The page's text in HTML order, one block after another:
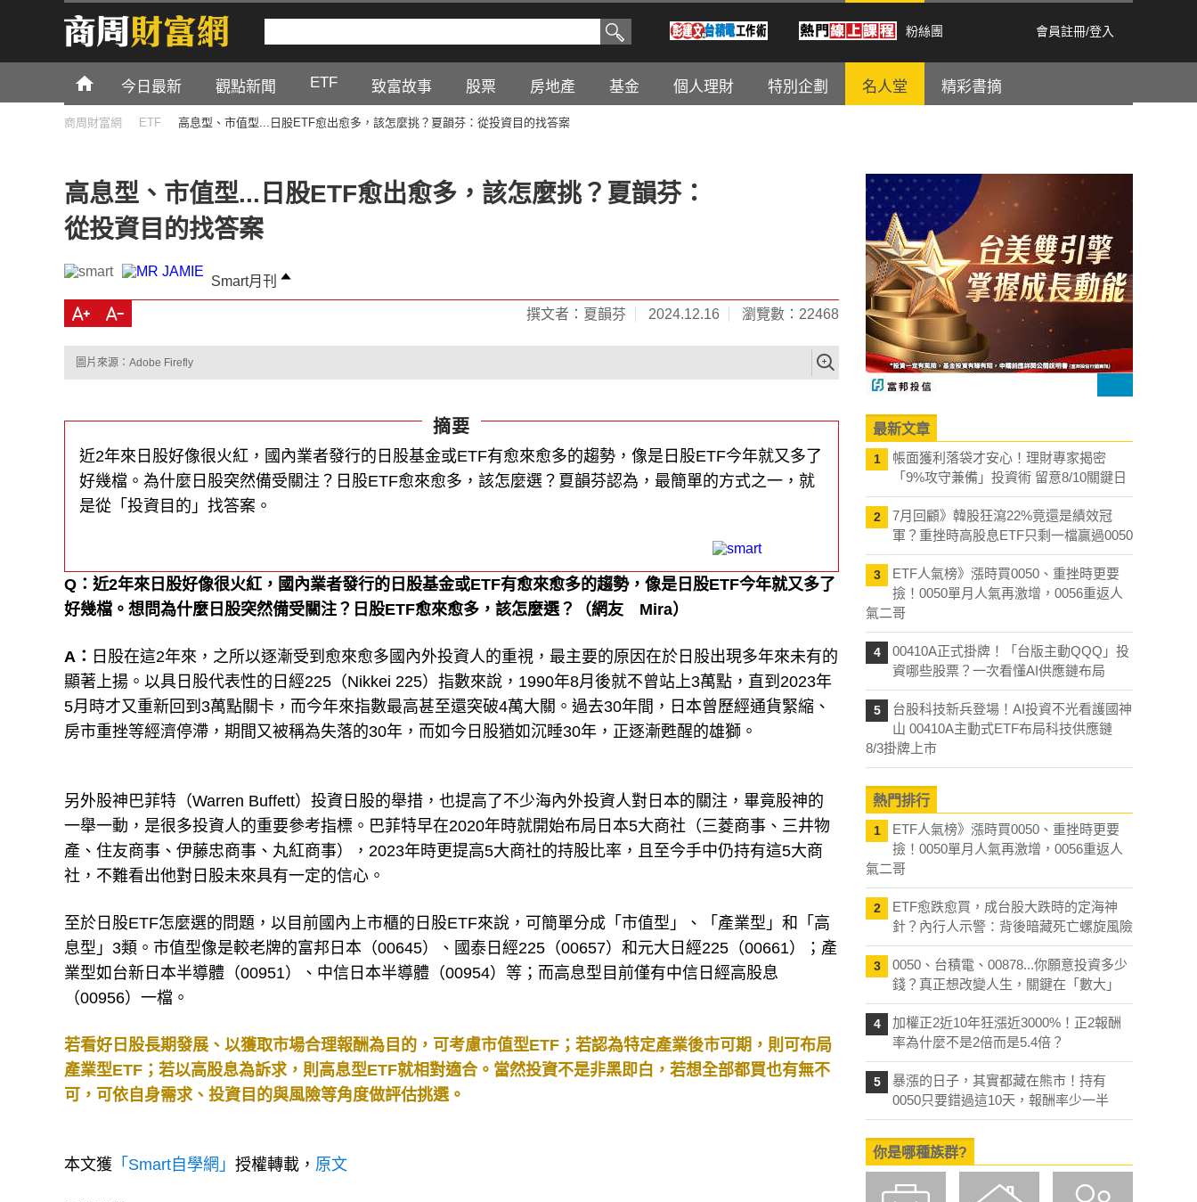
粉絲團 會員註冊/登入
今日最新 觀點新聞 ETF 致富故事 股票 房地產 基金 個人理財 特別企劃 名人堂 精彩書摘
商周財富網 ETF 高息型、市值型...日股ETF愈出愈多，該怎麼挑？夏韻芬：從投資目的找答案
高息型、市值型...日股ETF愈出愈多，該怎麼挑？夏韻芬：
從投資目的找答案
Smart月刊
撰文者：夏韻芬 2024.12.16 瀏覽數：22468
圖片來源：Adobe Firefly
摘要
近2年來日股好像很火紅，國內業者發行的日股基金或ETF有愈來愈多的趨勢，像是日股ETF今年就又多了
好幾檔。為什麼日股突然備受關注？日股ETF愈來愈多，該怎麼選？夏韻芬認為，最簡單的方式之一，就
是從「投資目的」找答案。
Q：近2年來日股好像很火紅，國內業者發行的日股基金或ETF有愈來愈多的趨勢，像是日股ETF今年就又多了
好幾檔。想問為什麼日股突然備受關注？日股ETF愈來愈多，該怎麼選？（網友 Mira）
A： 日股在這2年來，之所以逐漸受到愈來愈多國內外投資人的重視，最主要的原因在於日股出現多年來未有的
顯著上揚。以具日股代表性的日經225（Nikkei 225）指數來說，1990年8月後就不曾站上3萬點，直到2023年
5月時才又重新回到3萬點關卡，而今年來指數最高甚至還突破4萬大關。過去30年間，日本曾歷經通貨緊縮、
房市重挫等經濟停滯，期間又被稱為失落的30年，而如今日股猶如沉睡30年，正逐漸甦醒的雄獅。
另外股神巴菲特（Warren Buffett）投資日股的舉措，也提高了不少海內外投資人對日本的關注，畢竟股神的
一舉一動，是很多投資人的重要參考指標。巴菲特早在2020年時就開始布局日本5大商社（三菱商事、三井物
產、住友商事、伊藤忠商事、丸紅商事），2023年時更提高5大商社的持股比率，且至今手中仍持有這5大商
社，不難看出他對日股未來具有一定的信心。
至於日股ETF怎麼選的問題，以目前國內上市櫃的日股ETF來說，可簡單分成「市值型」、「產業型」和「高
息型」3類。市值型像是較老牌的富邦日本（00645）、國泰日經225（00657）和元大日經225（00661）；產
業型如台新日本半導體（00951）、中信日本半導體（00954）等；而高息型目前僅有中信日經高股息
（00956）一檔。
若看好日股長期發展、以獲取市場合理報酬為目的，可考慮市值型ETF；若認為特定產業後市可期，則可布局
產業型ETF；若以高股息為訴求，則高息型ETF就相對適合。當然投資不是非黑即白，若想全部都買也有無不
可，可依自身需求、投資目的與風險等角度做評估挑選。
本文獲 「Smart自學網」 授權轉載， 原文
最新文章
1
帳面獲利落袋才安心！理財專家揭密
「9%攻守兼備」投資術 留意8/10關鍵日
2
7月回顧》韓股狂瀉22%竟還是績效冠
軍？重挫時高股息ETF只剩一檔贏過0050
3
ETF人氣榜》漲時買0050、重挫時更要
撿！0050單月人氣再激增，0056重返人
氣二哥
4
00410A正式掛牌！「台版主動QQQ」投
資哪些股票？一次看懂AI供應鏈布局
5
台股科技新兵登場！AI投資不光看護國神
山 00410A主動式ETF布局科技供應鏈
8/3掛牌上市
熱門排行
1
ETF人氣榜》漲時買0050、重挫時更要
撿！0050單月人氣再激增，0056重返人
氣二哥
2
ETF愈跌愈買，成台股大跌時的定海神
針？內行人示警：背後暗藏死亡螺旋風險
3
0050、台積電、00878...你願意投資多少
錢？真正想改變人生，關鍵在「數大」
4
加權正2近10年狂漲近3000%！正2報酬
率為什麼不是2倍而是5.4倍？
5
暴漲的日子，其實都藏在熊市！持有
0050只要錯過這10天，報酬率少一半
你是哪種族群?